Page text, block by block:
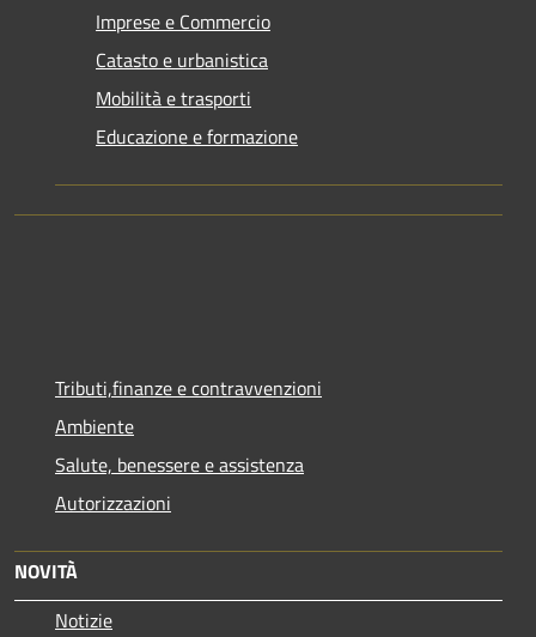
Imprese e Commercio
Catasto e urbanistica
Mobilità e trasporti
Educazione e formazione
Tributi,finanze e contravvenzioni
Ambiente
Salute, benessere e assistenza
Autorizzazioni
NOVITÀ
Notizie